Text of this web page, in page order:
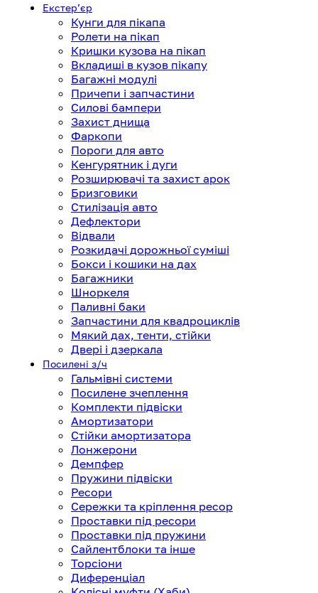
Екстерʼєр
Кунги для пікапа
Ролети на пікап
Кришки кузова на пікап
Вкладиші в кузов пікапу
Багажні модулі
Причепи і запчастини
Силові бампери
Захист днища
Фаркопи
Пороги для авто
Кенгурятник і дуги
Розширювачі та захист арок
Бризговики
Стилізація авто
Дефлектори
Відвали
Розкидачі дорожньої суміші
Бокси і кошики на дах
Багажники
Шноркеля
Паливні баки
Запчастини для квадроциклів
Мякий дах, тенти, стійки
Двері і дзеркала
Посилені з/ч
Гальмівні системи
Посилене зчеплення
Комплекти підвіски
Амортизатори
Стійки амортизатора
Лонжерони
Демпфер
Пружини підвіски
Ресори
Сережки та кріплення ресор
Проставки під ресори
Проставки під пружини
Сайлентблоки та інше
Торсіони
Диференціал